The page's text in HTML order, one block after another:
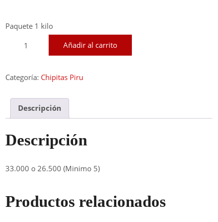
Paquete 1 kilo
Añadir al carrito
Categoría: Chipitas Piru
Descripción
Descripción
33.000 o 26.500 (Minimo 5)
Productos relacionados